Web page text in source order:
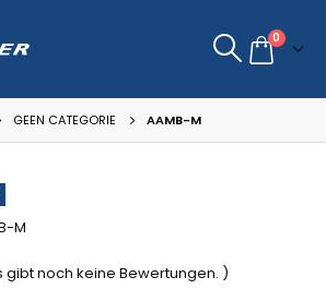
0
GEEN CATEGORIE AAMB-M
M
gibt noch keine Bewertungen. )